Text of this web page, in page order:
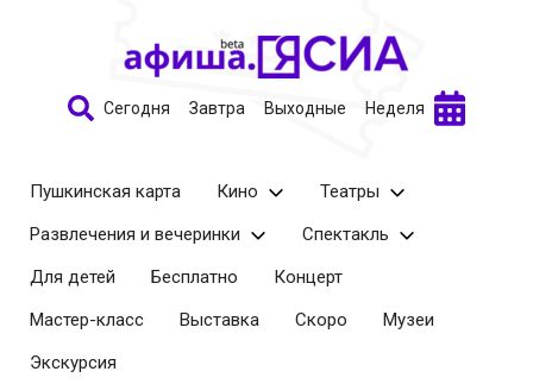
Сегодня Завтра Выходные Неделя
Пушкинская карта Кино
Театры
Развлечения и вечеринки
Спектакль
Для детей
Бесплатно
Концерт
Мастер-класс
Выставка Скоро
Музеи
Экскурсия